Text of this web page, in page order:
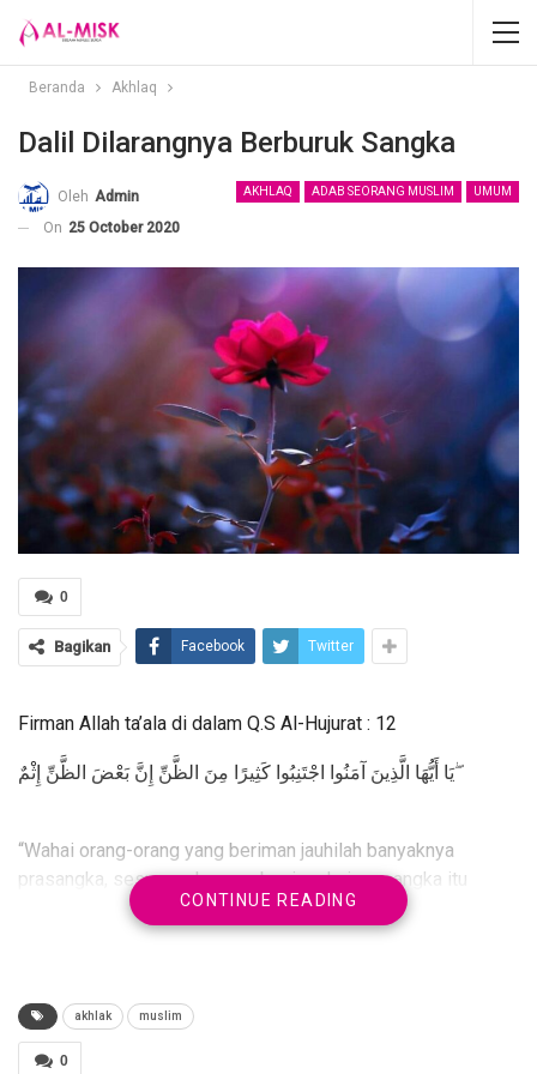
Beranda Akhlaq
Dalil Dilarangnya Berburuk Sangka
AKHLAQ ADAB SEORANG MUSLIM UMUM
Oleh Admin
On 25 October 2020
0
Bagikan Facebook Twitter
Firman Allah ta’ala di dalam Q.S Al-Hujurat : 12
يَا أَيُّهَا الَّذِينَ آمَنُوا اجْتَنِبُوا كَثِيرًا مِنَ الظَّنِّ إِنَّ بَعْضَ الظَّنِّ إِثْمٌ ۖ
“Wahai orang-orang yang beriman jauhilah banyaknya
prasangka, sesungguhnya sebagian dari prasangka itu
إِيَّاكُمْ وَالظَّنَّ فَإِنَّ الظَّنَّ أَكْذَبُ الْحَدِيثِ
CONTINUE READING
akhlak muslim
0